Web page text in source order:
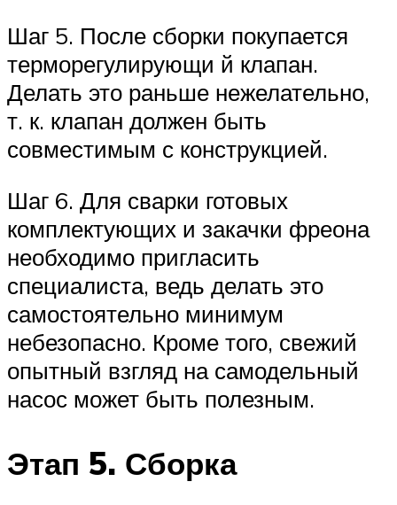
Шаг 5. После сборки покупается
терморегулирующи й клапан.
Делать это раньше нежелательно,
т. к. клапан должен быть
совместимым с конструкцией.
Шаг 6. Для сварки готовых
комплектующих и закачки фреона
необходимо пригласить
специалиста, ведь делать это
самостоятельно минимум
небезопасно. Кроме того, свежий
опытный взгляд на самодельный
насос может быть полезным.
Этап 5. Сборка